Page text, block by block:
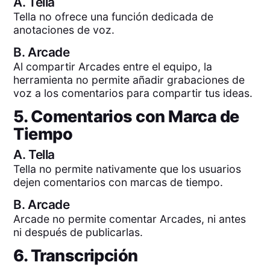
Tella no ofrece una función dedicada de
anotaciones de voz.
B.Arcade
Al compartir Arcades entre el equipo, la
herramienta no permite añadir grabaciones de
voz a los comentarios para compartir tus ideas.
5. Comentarios con Marca de
Tiempo
A.Tella
Tella no permite nativamente que los usuarios
dejen comentarios con marcas de tiempo.
B.Arcade
Arcade no permite comentar Arcades, ni antes
ni después de publicarlas.
6. Transcripción